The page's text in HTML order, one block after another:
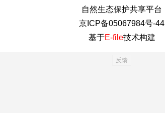
自然生态保护共享平台
京ICP备05067984号-44
基于E-file技术构建
反馈